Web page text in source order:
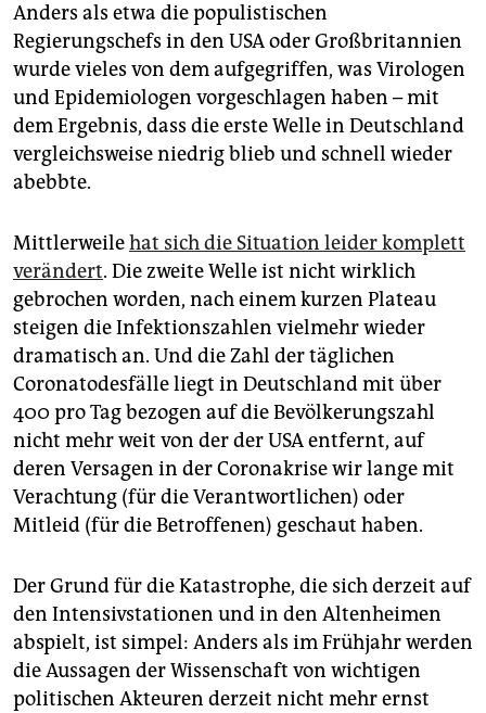
Anders als etwa die populistischen
Regierungschefs in den USA oder Großbritannien
wurde vieles von dem aufgegriffen, was Virologen
und Epidemiologen vorgeschlagen haben – mit
dem Ergebnis, dass die erste Welle in Deutschland
vergleichsweise niedrig blieb und schnell wieder
abebbte.
Mittlerweilehat sich die Situation leider komplett
verändert. Die zweite Welle ist nicht wirklich
gebrochen worden, nach einem kurzen Plateau
steigen die Infektionszahlen vielmehr wieder
dramatisch an. Und die Zahl der täglichen
Coronatodesfälle liegt in Deutschland mit über
400 pro Tag bezogen auf die Bevölkerungszahl
nicht mehr weit von der der USA entfernt, auf
deren Versagen in der ­Coronakrise wir lange mit
Verachtung (für die Verantwortlichen) oder
Mitleid (für die Betroffenen) geschaut haben.
Der Grund für die Katastrophe, die sich derzeit auf
den Intensivstationen und in den Altenheimen
abspielt, ist simpel: Anders als im Frühjahr werden
die Aussagen der Wissenschaft von wichtigen
politischen Akteuren derzeit nicht mehr ernst